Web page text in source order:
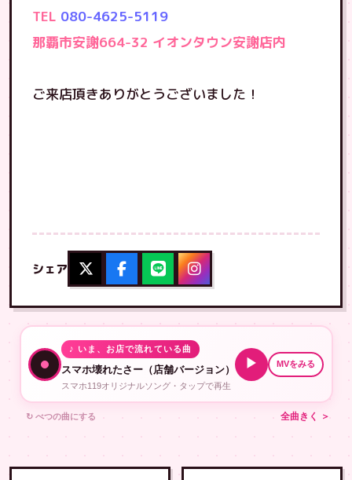
TEL 080-4625-5119
那覇市安謝664-32 イオンタウン安謝店内
ご来店頂きありがとうございました！
シェア
♪ いま、お店で流れている曲
スマホ壊れたさー（店舗バージョン）
スマホ119オリジナルソング・タップで再生
▶ MVをみる
↻ べつの曲にする 全曲きく ＞